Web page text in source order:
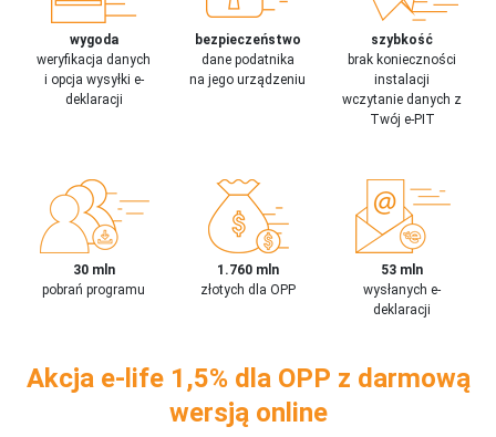
wygoda
weryfikacja danych
i opcja wysyłki e-
deklaracji
bezpieczeństwo
dane podatnika
na jego urządzeniu
szybkość
brak konieczności
instalacji
wczytanie danych z
Twój e-PIT
30 mln
pobrań programu
1.760 mln
złotych dla OPP
53 mln
wysłanych e-
deklaracji
Akcja e-life 1,5% dla OPP z darmową
wersją online